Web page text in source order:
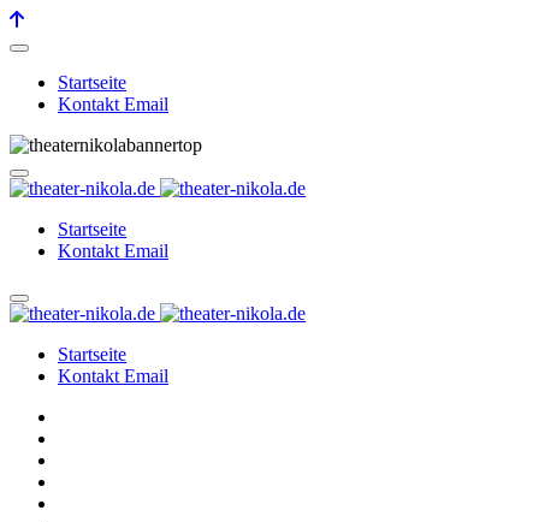
Startseite
Kontakt Email
Startseite
Kontakt Email
Startseite
Kontakt Email